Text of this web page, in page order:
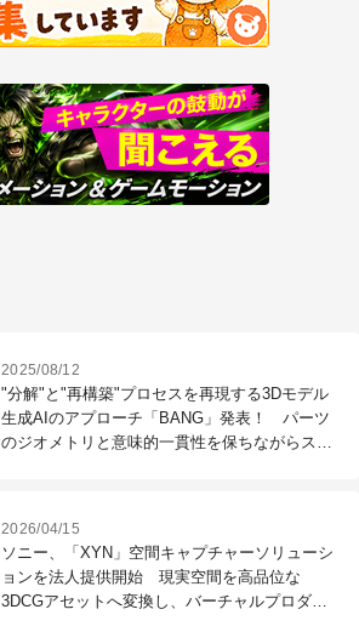
2025/08/12
"分解"と"再構築"プロセスを再現する3Dモデル
生成AIのアプローチ「BANG」発表！ パーツ
のジオメトリと意味的一貫性を保ちながらスム
2026/04/15
ソニー、「XYN」空間キャプチャーソリューシ
ョンを法人提供開始 現実空間を高品位な
3DCGアセットへ変換し、バーチャルプロダク